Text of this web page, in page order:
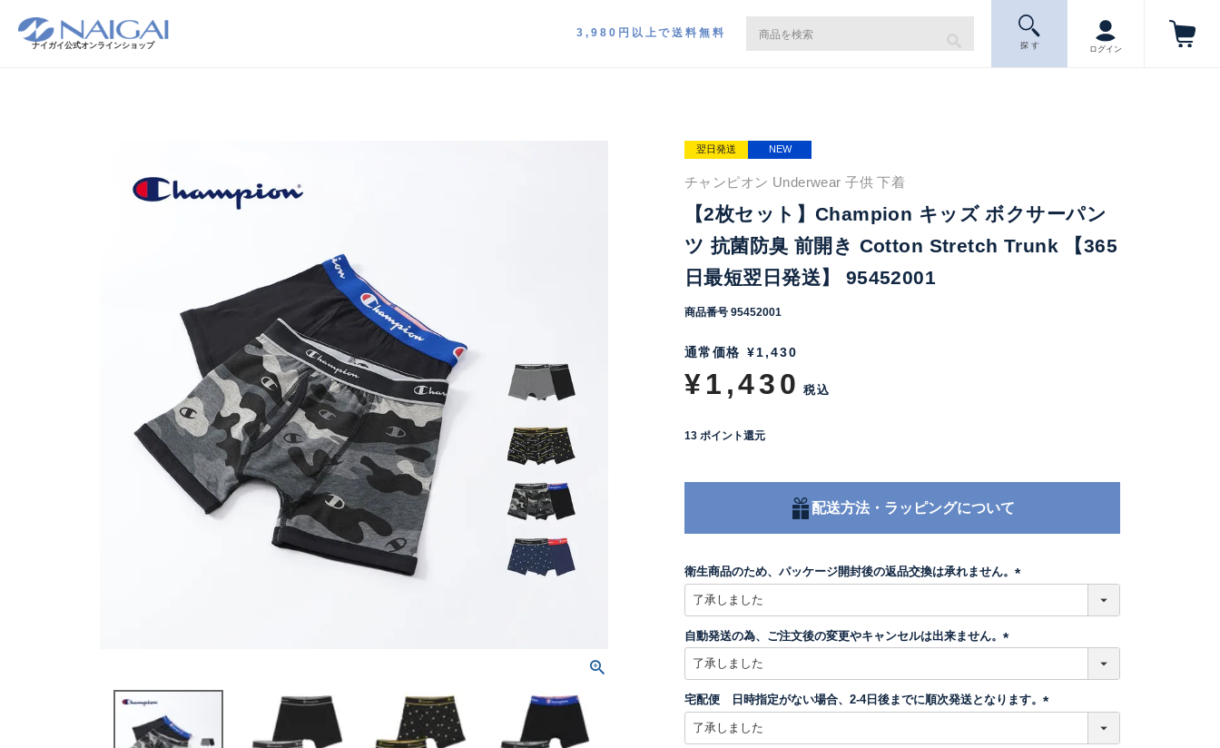
ナイガイ公式オンラインショップ
3,980円以上で送料無料
探 す ログイン
翌日発送 NEW
チャンピオン Underwear 子供 下着
【2枚セット】Champion キッズ ボクサーパン
ツ 抗菌防臭 前開き Cotton Stretch Trunk 【365
日最短翌日発送】 95452001
商品番号 95452001
通常価格 ¥1,430
¥1,430 税込
13 ポイント還元
配送方法・ラッピングについて
衛生商品のため、パッケージ開封後の返品交換は承れません。
)
自動発送の為、ご注文後の変更やキャンセルは出来ません。
須
)
宅配便 日時指定がない場合、2-4日後までに順次発送となります。